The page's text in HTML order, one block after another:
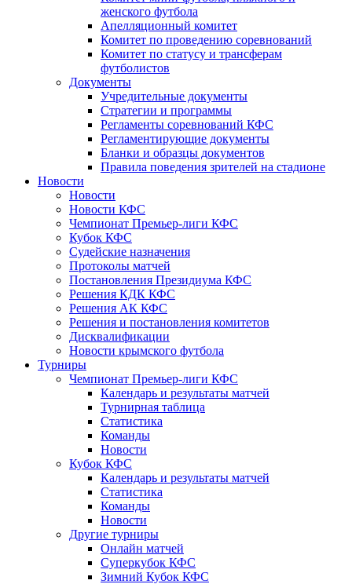
женского футбола
Апелляционный комитет
Комитет по проведению соревнований
Комитет по статусу и трансферам
футболистов
Документы
Учредительные документы
Стратегии и программы
Регламенты соревнований КФС
Регламентирующие документы
Бланки и образцы документов
Правила поведения зрителей на стадионе
Новости
Новости
Новости КФС
Чемпионат Премьер-лиги КФС
Кубок КФС
Судейские назначения
Протоколы матчей
Постановления Президиума КФС
Решения КДК КФС
Решения АК КФС
Решения и постановления комитетов
Дисквалификации
Новости крымского футбола
Турниры
Чемпионат Премьер-лиги КФС
Календарь и результаты матчей
Турнирная таблица
Статистика
Команды
Новости
Кубок КФС
Календарь и результаты матчей
Статистика
Команды
Новости
Другие турниры
Онлайн матчей
Суперкубок КФС
Зимний Кубок КФС